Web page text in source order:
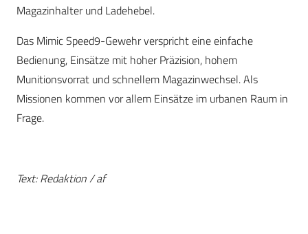
Magazinhalter und Ladehebel.
Das Mimic Speed9-Gewehr verspricht eine einfache
Bedienung, Einsätze mit hoher Präzision, hohem
Munitionsvorrat und schnellem Magazinwechsel. Als
Missionen kommen vor allem Einsätze im urbanen Raum in
Frage.
Text: Redaktion / af